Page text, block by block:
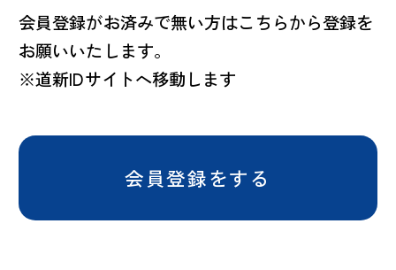
会員登録がお済みで無い方はこちらから登録を
お願いいたします。
※道新IDサイトへ移動します
会員登録をする